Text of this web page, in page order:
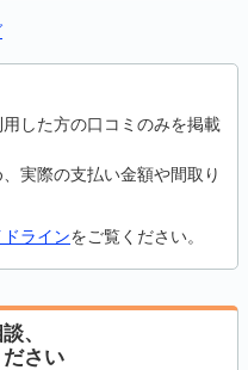
した方の口コミのみを掲載
実際の支払い金額や間取り
ラインをご覧ください。
、
さい